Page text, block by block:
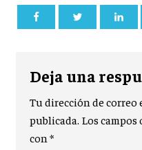
Deja una
Tu dirección de correo
publicada. Los
con*